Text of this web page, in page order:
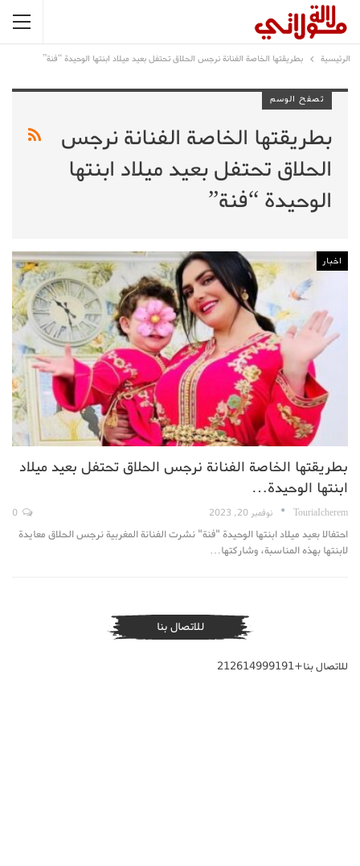
الرئيسية بطريقتها الخاصة الفنانة نرجس الحلاق تحتفل بعيد ميلاد ابنتها الوحيدة “فنة”
تصفح الوسم
بطريقتها الخاصة الفنانة نرجس
الحلاق تحتفل بعيد ميلاد ابنتها
الوحيدة “فنة”
اخبار
بطريقتها الخاصة الفنانة نرجس الحلاق تحتفل بعيد ميلاد
ابنتها الوحيدة…
TouriaIcherem نوفمبر 20, 2023
احتفالا بعيد ميلاد ابنتها الوحيدة "فنة" نشرت الفنانة المغربية نرجس الحلاق معايدة
لابنتها بهذه المناسبة، وشاركتها…
للاتصال بنا
للاتصال بنا+212614999191